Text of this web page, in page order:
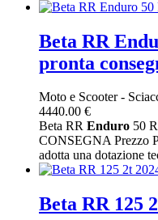
Beta RR
pronta
Moto e Scooter-
4440.00 €
Beta RR Enduro 50
CONSEGNA Prezzo
adotta una dotazione
Beta RR 125